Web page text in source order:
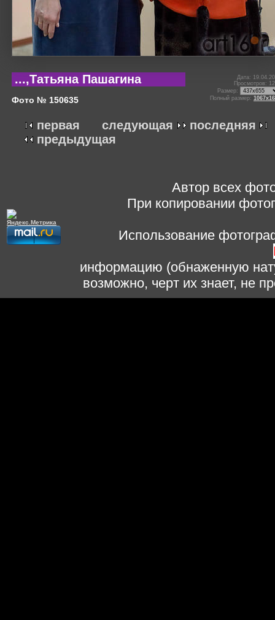
...,Татьяна Пашагина
Фото № 150635
Дата:
Просмотров:
Размер:
Полный размер:
следующая последняя
первая
предыдущая
Автор всех
При копировании
Использование
информацию (обнаженную
возможно, черт их знает, не